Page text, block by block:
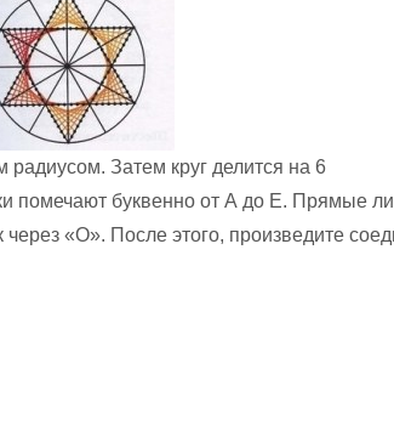
Затем круг делится на 6
помечают буквенно от А до Е. Прямые
через «О». После этого, произведите